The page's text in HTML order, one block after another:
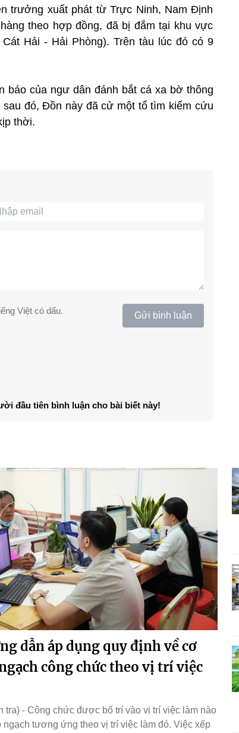
trưởng xuất phát từ Trực Ninh, Nam Định
theo hợp đồng, đã bị đắm tại khu vực
Hải - Hải Phòng). Trên tàu lúc đó có 9
báo của ngư dân đánh bắt cá xa bờ thông
đó, Đồn này đã cử một tổ tìm kiếm cứu
thời.
Việt có dấu. Gửi bình luận
đầu tiên bình luận cho bài biết này!
dẫn áp dụng quy định về cơ
công chức theo vị trí việc
tra) - Công chức được bố trí vào vị trí việc làm nào
ngạch tương ứng theo vị trí việc làm đó. Việc xếp